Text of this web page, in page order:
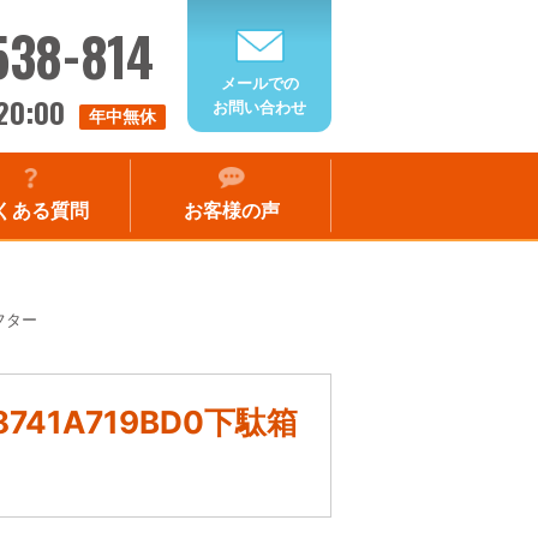
814
年中無休
メールでの
お問い合わせ
ある質問 お客様の声
ター
下駄箱